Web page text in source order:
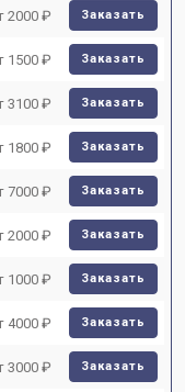
2000 ₽ Заказать
1500 ₽ Заказать
3100 ₽ Заказать
1800 ₽ Заказать
7000 ₽ Заказать
2000 ₽ Заказать
1000 ₽ Заказать
4000 ₽ Заказать
3000 ₽ Заказать